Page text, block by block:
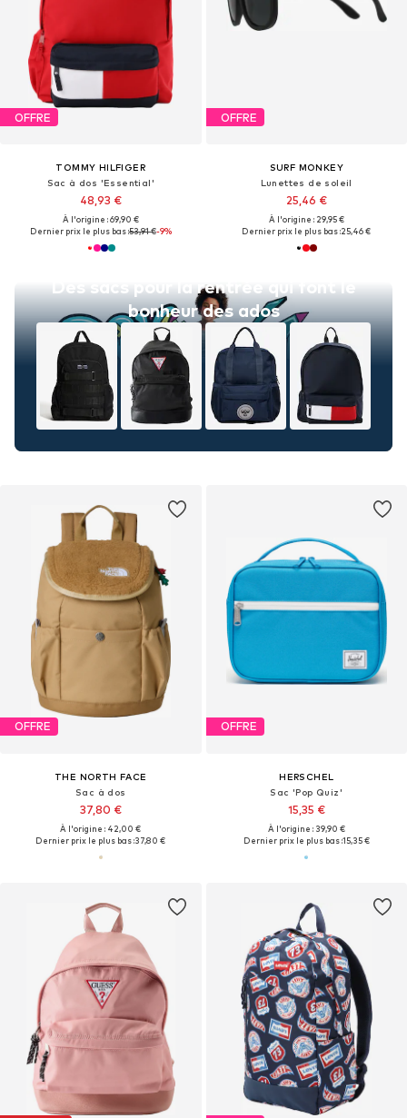
OFFRE
TOMMY HILFIGER
Sac à dos 'Essential'
48,93 €
À l'origine : 69,90 €
Dernier prix le plus bas :53,91 €-9%
OFFRE
SURF MONKEY
Lunettes de soleil
25,46 €
À l'origine : 29,95 €
Dernier prix le plus bas :25,46 €
Des sacs pour la rentrée qui font le
bonheur des ados
OFFRE
THE NORTH FACE
Sac à dos
37,80 €
À l'origine : 42,00 €
Dernier prix le plus bas :37,80 €
OFFRE
HERSCHEL
Sac 'Pop Quiz'
15,35 €
À l'origine : 39,90 €
Dernier prix le plus bas :15,35 €